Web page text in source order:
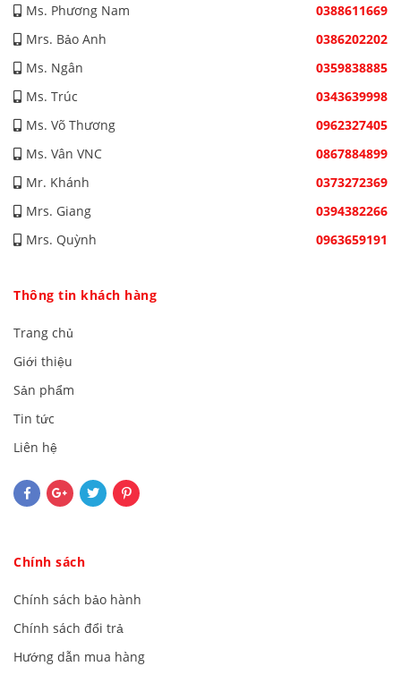
Ms. Phương Nam
0388611669
Mrs. Bảo Anh
0386202202
Ms. Ngân
0359838885
Ms. Trúc
0343639998
Ms. Võ Thương
0962327405
Ms. Vân VNC
0867884899
Mr. Khánh
0373272369
Mrs. Giang
0394382266
Mrs. Quỳnh
0963659191
Thông tin khách hàng
Trang chủ
Giới thiệu
Sản phẩm
Tin tức
Liên hệ
Chính sách
Chính sách bảo hành
Chính sách đổi trả
Hướng dẫn mua hàng